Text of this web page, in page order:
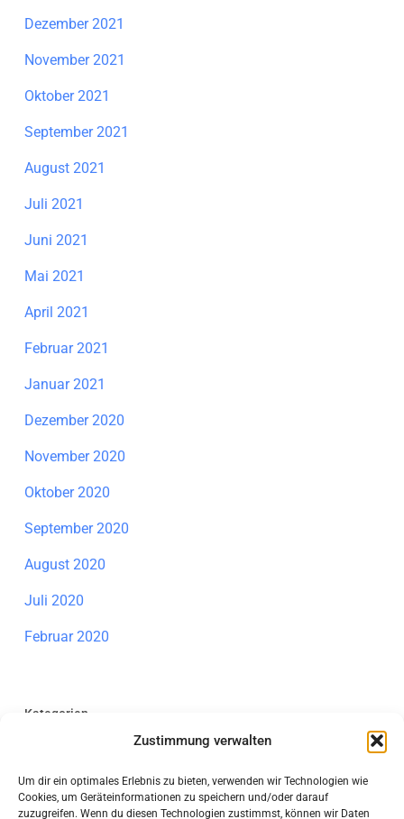
Zustimmung verwalten
Um dir ein optimales Erlebnis zu bieten, verwenden wir Technologien wie
Cookies, um Geräteinformationen zu speichern und/oder darauf
zuzugreifen. Wenn du diesen Technologien zustimmst, können wir Daten
Dezember 2021
November 2021
Oktober 2021
September 2021
August 2021
Juli 2021
Juni 2021
Mai 2021
April 2021
Februar 2021
Januar 2021
Dezember 2020
November 2020
Oktober 2020
September 2020
August 2020
Juli 2020
Februar 2020
Kategorien
Individuelle Förderung Mathematik